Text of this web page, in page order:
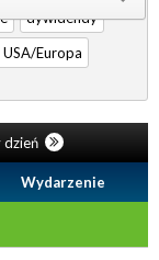
dywidendy
Europa
dzień
Wydarzenie